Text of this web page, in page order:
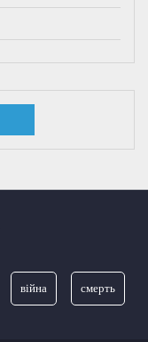
війна смерть